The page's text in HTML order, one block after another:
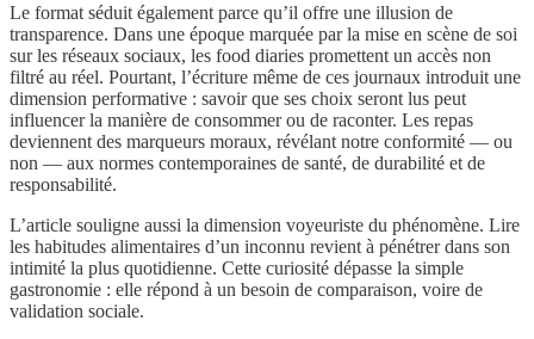
Le format séduit également parce qu’il offre une illusion de
transparence. Dans une époque marquée par la mise en scène de soi
sur les réseaux sociaux, les food diaries promettent un accès non
filtré au réel. Pourtant, l’écriture même de ces journaux introduit une
dimension performative : savoir que ses choix seront lus peut
influencer la manière de consommer ou de raconter. Les repas
deviennent des marqueurs moraux, révélant notre conformité — ou
non — aux normes contemporaines de santé, de durabilité et de
responsabilité.
L’article souligne aussi la dimension voyeuriste du phénomène. Lire
les habitudes alimentaires d’un inconnu revient à pénétrer dans son
intimité la plus quotidienne. Cette curiosité dépasse la simple
gastronomie : elle répond à un besoin de comparaison, voire de
validation sociale.